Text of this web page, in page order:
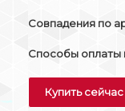
Совпадения по
Способы оплаты
Купить сейчас